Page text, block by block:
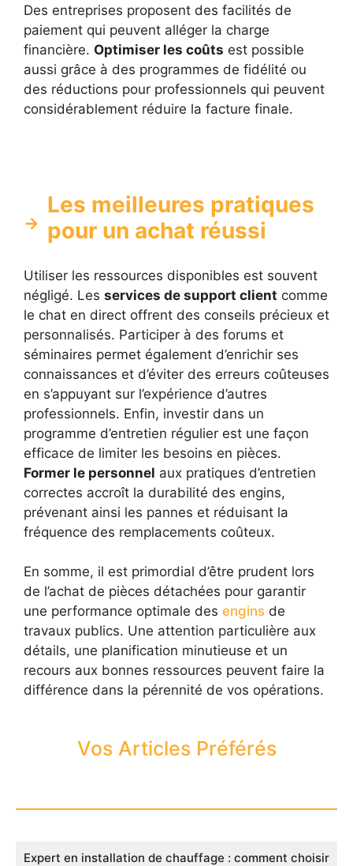
Des entreprises proposent des facilités de
paiement qui peuvent alléger la charge
financière. Optimiser les coûts est possible
aussi grâce à des programmes de fidélité ou
des réductions pour professionnels qui peuvent
considérablement réduire la facture finale.
Les meilleures pratiques
pour un achat réussi
Utiliser les ressources disponibles est souvent
négligé. Les services de support client comme
le chat en direct offrent des conseils précieux et
personnalisés. Participer à des forums et
séminaires permet également d’enrichir ses
connaissances et d’éviter des erreurs coûteuses
en s’appuyant sur l’expérience d’autres
professionnels. Enfin, investir dans un
programme d’entretien régulier est une façon
efficace de limiter les besoins en pièces.
Former le personnel aux pratiques d’entretien
correctes accroît la durabilité des engins,
prévenant ainsi les pannes et réduisant la
fréquence des remplacements coûteux.
En somme, il est primordial d’être prudent lors
de l’achat de pièces détachées pour garantir
une performance optimale des engins de
travaux publics. Une attention particulière aux
détails, une planification minutieuse et un
recours aux bonnes ressources peuvent faire la
différence dans la pérennité de vos opérations.
Vos Articles Préférés
Expert en installation de chauffage : comment choisir